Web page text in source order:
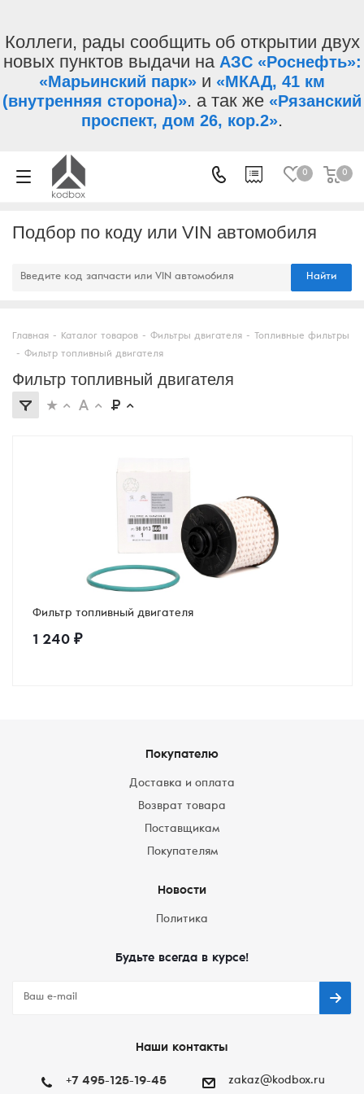
Коллеги, рады сообщить об открытии двух
новых пунктов выдачи на АЗС «Роснефть»:
«Марьинский парк» и «МКАД, 41 км
(внутренняя сторона)». а так же «Рязанский
проспект, дом 26, кор.2».
0 0
Подбор по коду или VIN автомобиля
Найти
Главная - Каталог товаров - Фильтры двигателя - Топливные фильтры
- Фильтр топливный двигателя
Фильтр топливный двигателя
Фильтр топливный двигателя
1 240 ₽
Покупателю
Доставка и оплата
Возврат товара
Поставщикам
Покупателям
Новости
Политика
Будьте всегда в курсе!
Наши контакты
+7 495-125-19-45 zakaz@kodbox.ru